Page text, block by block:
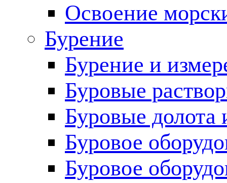
Освоение
Бурение
Бурение и
Буровые
Буровые долота
Буровое
Буровое